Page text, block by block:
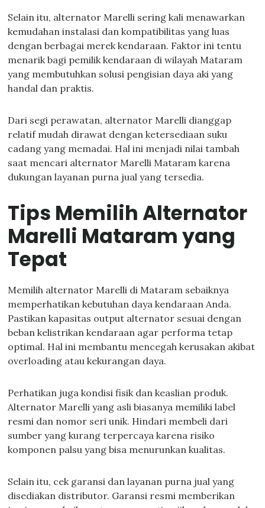
Selain itu, alternator Marelli sering kali menawarkan
kemudahan instalasi dan kompatibilitas yang luas
dengan berbagai merek kendaraan. Faktor ini tentu
menarik bagi pemilik kendaraan di wilayah Mataram
yang membutuhkan solusi pengisian daya aki yang
handal dan praktis.
Dari segi perawatan, alternator Marelli dianggap
relatif mudah dirawat dengan ketersediaan suku
cadang yang memadai. Hal ini menjadi nilai tambah
saat mencari alternator Marelli Mataram karena
dukungan layanan purna jual yang tersedia.
Tips Memilih Alternator
Marelli Mataram yang
Tepat
Memilih alternator Marelli di Mataram sebaiknya
memperhatikan kebutuhan daya kendaraan Anda.
Pastikan kapasitas output alternator sesuai dengan
beban kelistrikan kendaraan agar performa tetap
optimal. Hal ini membantu mencegah kerusakan akibat
overloading atau kekurangan daya.
Perhatikan juga kondisi fisik dan keaslian produk.
Alternator Marelli yang asli biasanya memiliki label
resmi dan nomor seri unik. Hindari membeli dari
sumber yang kurang terpercaya karena risiko
komponen palsu yang bisa menurunkan kualitas.
Selain itu, cek garansi dan layanan purna jual yang
disediakan distributor. Garansi resmi memberikan